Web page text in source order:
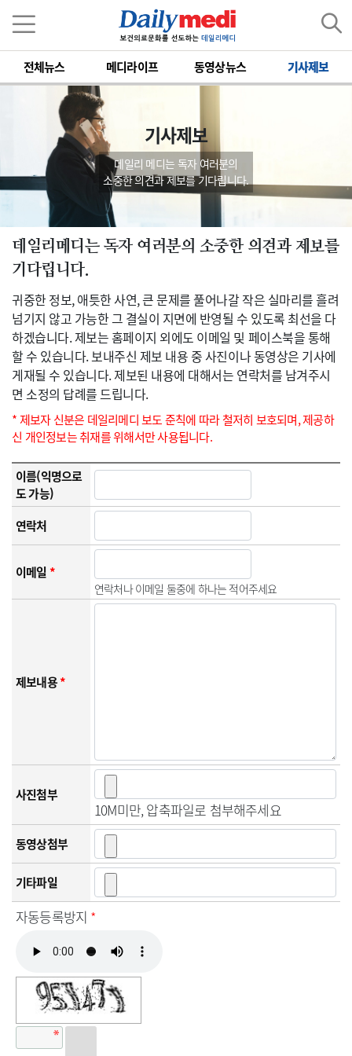
전체뉴스 메디라이프 동영상뉴스 기사제보
기사제보
데일리 메디는 독자 여러분의
소중한 의견과 제보를 기다립니다.
데일리메디는 독자 여러분의 소중한 의견과 제보를
기다립니다.
귀중한 정보, 애틋한 사연, 큰 문제를 풀어나갈 작은 실마리를 흘려
넘기지 않고 가능한 그 결실이 지면에 반영될 수 있도록 최선을 다
하겠습니다. 제보는 홈페이지 외에도 이메일 및 페이스북을 통해
할 수 있습니다. 보내주신 제보 내용 중 사진이나 동영상은 기사에
게재될 수 있습니다. 제보된 내용에 대해서는 연락처를 남겨주시
면 소정의 답례를 드립니다.
* 제보자 신분은 데일리메디 보도 준칙에 따라 철저히 보호되며, 제공하
신 개인정보는 취재를 위해서만 사용됩니다.
이름(익명으로
도 가능)
연락처
이메일*
연락처나 이메일 둘중에 하나는 적어주세요
제보내용*
사진첨부
10M미만, 압축파일로 첨부해주세요
동영상첨부
기타파일
자동등록방지 *